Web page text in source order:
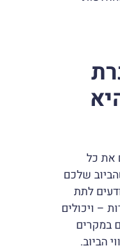
את כל
שלכם
לתת
– ויכולים
במקרים
הביוב.